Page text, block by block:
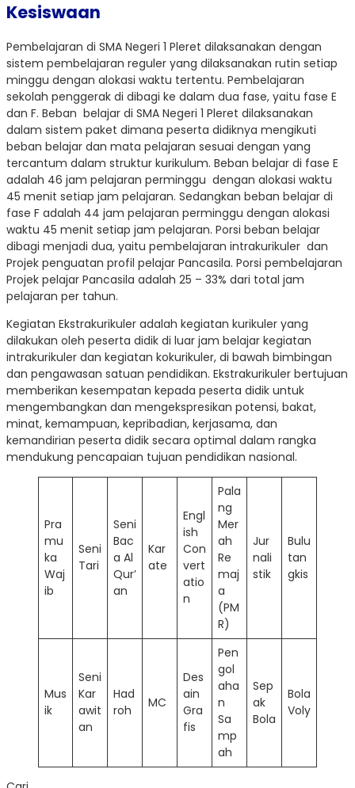
Kesiswaan
Pembelajaran di SMA Negeri 1 Pleret dilaksanakan dengan
sistem pembelajaran reguler yang dilaksanakan rutin setiap
minggu dengan alokasi waktu tertentu. Pembelajaran
sekolah penggerak di dibagi ke dalam dua fase, yaitu fase E
dan F. Beban belajar di SMA Negeri 1 Pleret dilaksanakan
dalam sistem paket dimana peserta didiknya mengikuti
beban belajar dan mata pelajaran sesuai dengan yang
tercantum dalam struktur kurikulum. Beban belajar di fase E
adalah 46 jam pelajaran perminggu dengan alokasi waktu
45 menit setiap jam pelajaran. Sedangkan beban belajar di
fase F adalah 44 jam pelajaran perminggu dengan alokasi
waktu 45 menit setiap jam pelajaran. Porsi beban belajar
dibagi menjadi dua, yaitu pembelajaran intrakurikuler dan
Projek penguatan profil pelajar Pancasila. Porsi pembelajaran
Projek pelajar Pancasila adalah 25 – 33% dari total jam
pelajaran per tahun.
Kegiatan Ekstrakurikuler adalah kegiatan kurikuler yang
dilakukan oleh peserta didik di luar jam belajar kegiatan
intrakurikuler dan kegiatan kokurikuler, di bawah bimbingan
dan pengawasan satuan pendidikan. Ekstrakurikuler bertujuan
memberikan kesempatan kepada peserta didik untuk
mengembangkan dan mengekspresikan potensi, bakat,
minat, kemampuan, kepribadian, kerjasama, dan
kemandirian peserta didik secara optimal dalam rangka
mendukung pencapaian tujuan pendidikan nasional.
Pra
mu
ka
Waj
ib
Seni
Tari
Seni
Bac
a Al
Qur’
an
Kar
ate
Engl
ish
Con
vert
atio
n
Pala
ng
Mer
ah
Re
maj
a
(PM
R)
Jur
nali
stik
Bulu
tan
gkis
Mus
ik
Seni
Kar
awit
an
Had
roh
MC
Des
ain
Gra
fis
Pen
gol
aha
n
Sa
mp
ah
Sep
ak
Bola
Bola
Voly